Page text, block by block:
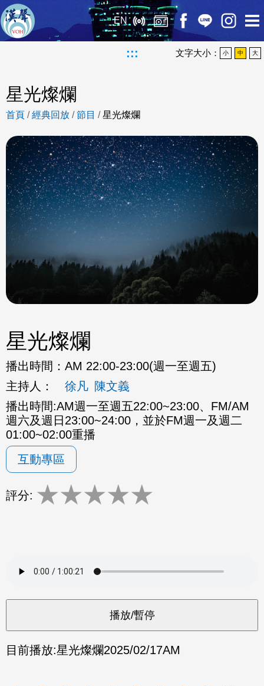
EN
::: 文字大小： 小 中 大
星光燦爛
首頁 /經典回放 /節目 /星光燦爛
星光燦爛
播出時間： AM 22:00-23:00(週一至週五)
主持人：
徐凡 陳文義
播出時間:AM週一至週五22:00~23:00、FM/AM
週六及週日23:00~24:00，並於FM週一及週二
01:00~02:00重播
互動專區
評分: ★★★★★
目前播放:星光燦爛2025/02/17AM